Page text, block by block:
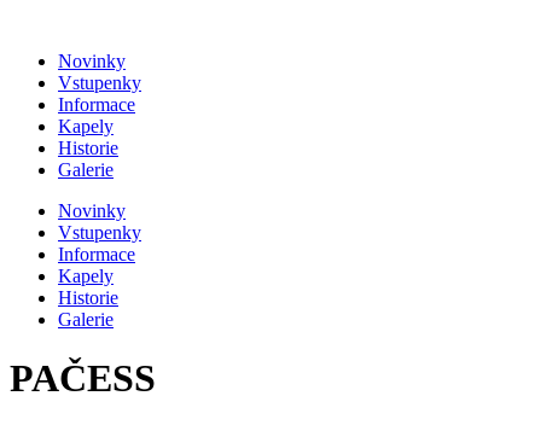
obsahuNovinky
Vstupenky
Informace
Kapely
Historie
Galerie
Novinky
Vstupenky
Informace
Kapely
Historie
Galerie
PAČESS